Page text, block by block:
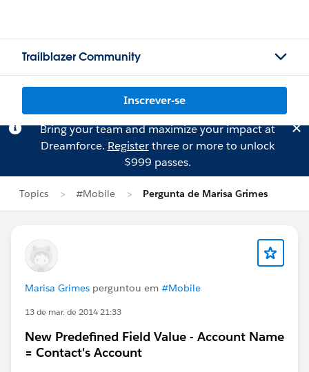
Trailblazer Community
Inscrever-se
Bring your team and maximize your impact at
Dreamforce. Registerthree or more to unlock
$999 passes.
Topics #Mobile Pergunta de Marisa Grimes
Marisa Grimes perguntou em #Mobile
13 de mar. de 2014 21:33
New Predefined Field Value - Account Name
= Contact's Account